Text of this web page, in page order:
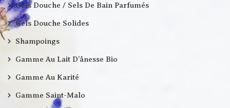
Gels Douche / Sels De Bain Parfumés
Gels Douche Solides
Shampoings
Gamme Au Lait D’ânesse Bio
Gamme Au Karité
Gamme Saint-Malo